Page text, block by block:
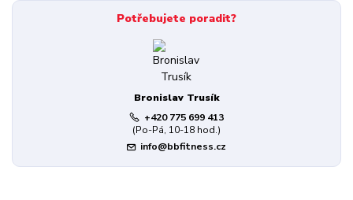
Potřebujete poradit?
Bronislav Trusík
+420 775 699 413
(Po-Pá, 10-18 hod.)
info@bbfitness.cz